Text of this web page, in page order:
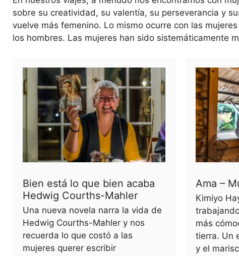
sobre su creatividad, su valentía, su perseverancia y
vuelve más femenino. Lo mismo ocurre con las
los hombres. Las mujeres han sido sistemáticamente
Bien está lo que bien acaba
Hedwig Courths-Mahler
Una nueva novela narra la vida de
Hedwig Courths-Mahler y nos
recuerda lo que costó a las
mujeres querer escribir
Ama –
Kimiyo
más
tierra. Un
y el